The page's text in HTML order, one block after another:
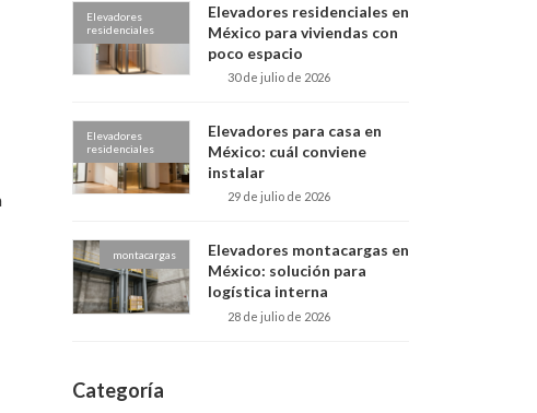
Elevadores
residenciales
Elevadores residenciales en
México para viviendas con
poco espacio
30 de julio de 2026
Elevadores
residenciales
Elevadores para casa en
México: cuál conviene
instalar
29 de julio de 2026
montacargas
Elevadores montacargas en
México: solución para
logística interna
28 de julio de 2026
Categoría